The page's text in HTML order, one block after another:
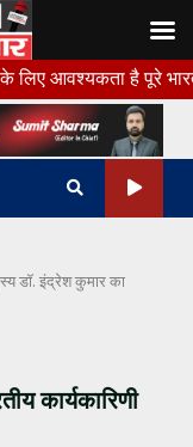
है पूरे भारत के सभी
डॉ. इंद्रेश कुमार का
कार्यकारिणी